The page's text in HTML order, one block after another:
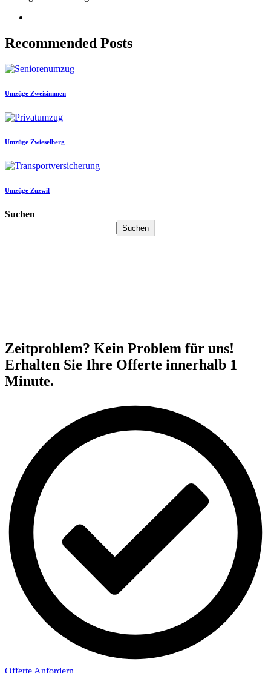
Recommended Posts
Umzüge Zweisimmen
Umzüge Zwieselberg
Umzüge Zuzwil
Suchen
Suchen
Zeitproblem? Kein Problem für uns!
Erhalten Sie Ihre Offerte innerhalb 1
Minute.
Offerte Anfordern